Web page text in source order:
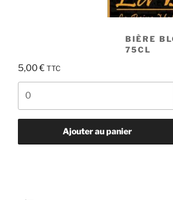
BIÈRE
75CL
5,00€ TTC
Bière
de
Ajouter au panier